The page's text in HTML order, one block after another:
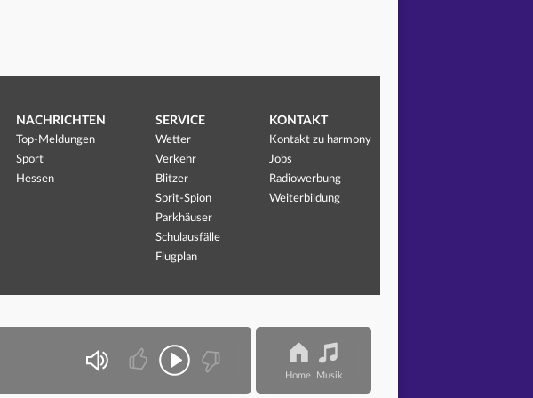
NACHRICHTEN
Top-Meldungen
Sport
Hessen
SERVICE
Wetter
Verkehr
Blitzer
Sprit-Spion
Parkhäuser
Schulausfälle
Flugplan
KONTAKT
Kontakt zu harmony
Jobs
Radiowerbung
Weiterbildung
Home Musik